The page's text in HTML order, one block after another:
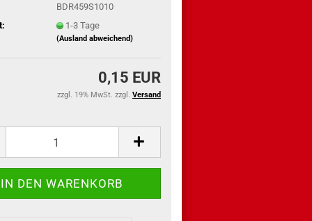
BDR459S1010
1-3 Tage
(Ausland abweichend)
0,15 EUR
zzgl. 19% MwSt. zzgl. Versand